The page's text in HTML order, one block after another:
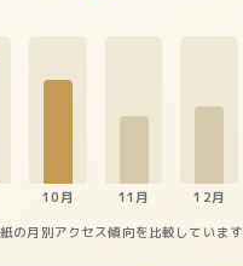
10月 11月 12月
の月別アクセス傾向を比較しています